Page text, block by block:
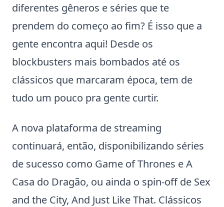
diferentes gêneros e séries que te
prendem do começo ao fim? É isso que a
gente encontra aqui! Desde os
blockbusters mais bombados até os
clássicos que marcaram época, tem de
tudo um pouco pra gente curtir.
A nova plataforma de streaming
continuará, então, disponibilizando séries
de sucesso como Game of Thrones e A
Casa do Dragão, ou ainda o spin-off de Sex
and the City, And Just Like That. Clássicos